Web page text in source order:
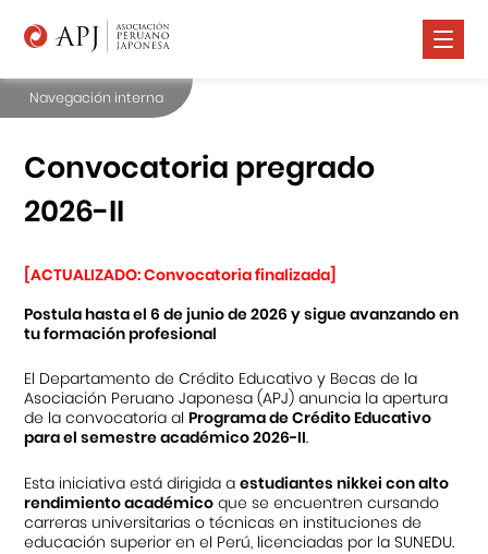
Nosotros
Comunidad Nikkei
Promoción Cultural
Prensa
Contáctanos
Portal APJ
Centro Cultural Peruano Japonés
Navegación interna
Convocatoria pregrado
2026-II
[ACTUALIZADO: Convocatoria finalizada]
Postula hasta el 6 de junio de 2026 y sigue avanzando en
tu formación profesional
El Departamento de Crédito Educativo y Becas de la
Asociación Peruano Japonesa (APJ) anuncia la apertura
de la convocatoria alPrograma de Crédito Educativo
para el semestre académico 2026-II.
Esta iniciativa está dirigida aestudiantes nikkei con alto
rendimiento académico que se encuentren cursando
carreras universitarias o técnicas en instituciones de
educación superior en el Perú, licenciadas por la SUNEDU.